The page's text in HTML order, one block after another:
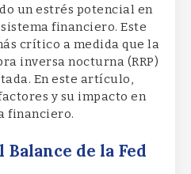
un estrés potencial en
financiero. Este
crítico a medida que la
inversa nocturna (RRP)
En este artículo,
y su impacto en
financiero.
de la Fed